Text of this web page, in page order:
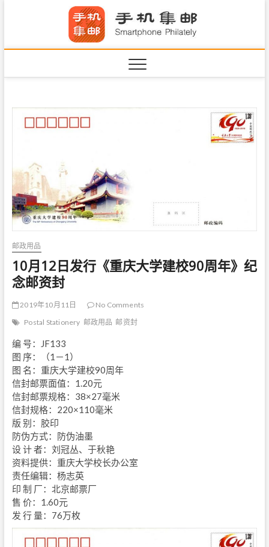
p
邮政用品
10月12日发行《重庆大学建校90周年》纪
念邮资封
2019年10月11日
No Comments
Postal Stationery 邮政用品 邮资封
编 号：JF133
图 序：（1－1）
图 名：重庆大学建校90周年
信封邮票面值：1.20元
信封邮票规格：38×27毫米
信封规格：220×110毫米
版 别：胶印
防伪方式：防伪油墨
设 计 者：刘冠丛、于秋艳
资料提供：重庆大学校长办公室
责任编辑：杨志英
印 制 厂：北京邮票厂
售 价：1.60元
发 行 量：76万枚